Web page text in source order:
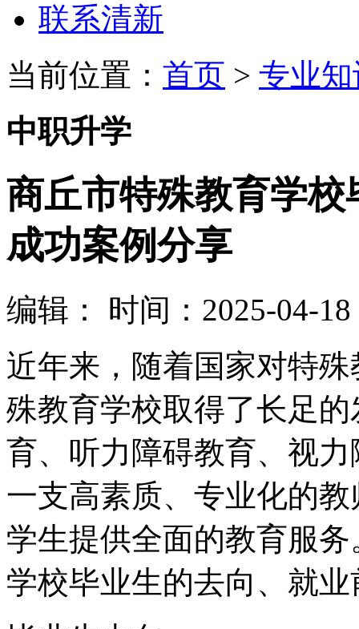
联系清新
当前位置： 首页 > 专业
中职升学
商丘市特殊教育学
成功案例分享
编辑：
时间：2025-04-18
近年来，随着国家对特
殊教育学校取得了长足
育、听力障碍教育、视
一支高素质、专业化的
学生提供全面的教育服
学校毕业生的去向、就